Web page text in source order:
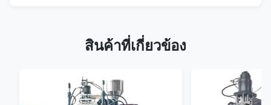
สินค้าที่เกี่ยวข้อง